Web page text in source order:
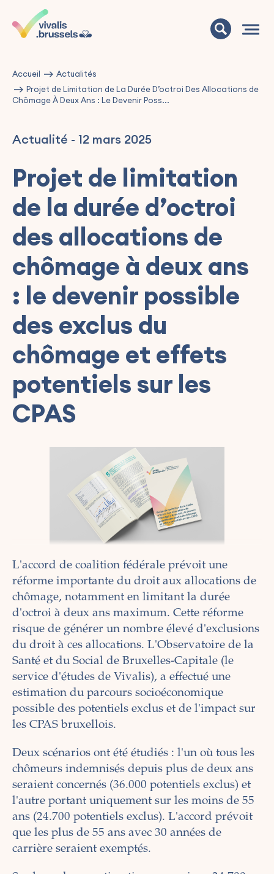
Accueil
Actualités
Projet de Limitation de La Durée D’octroi Des Allocations de
Chômage À Deux Ans : Le Devenir Poss...
Actualité - 12 mars 2025
Projet de limitation
de la durée d’octroi
des allocations de
chômage à deux ans
: le devenir possible
des exclus du
chômage et effets
potentiels sur les
CPAS
L'accord de coalition fédérale prévoit une
réforme importante du droit aux allocations de
chômage, notamment en limitant la durée
d'octroi à deux ans maximum. Cette réforme
risque de générer un nombre élevé d'exclusions
du droit à ces allocations. L'Observatoire de la
Santé et du Social de Bruxelles-Capitale (le
service d'études de Vivalis), a effectué une
estimation du parcours socioéconomique
possible des potentiels exclus et de l'impact sur
les CPAS bruxellois.
Deux scénarios ont été étudiés : l'un où tous les
chômeurs indemnisés depuis plus de deux ans
seraient concernés (36.000 potentiels exclus) et
l'autre portant uniquement sur les moins de 55
ans (24.700 potentiels exclus). L'accord prévoit
que les plus de 55 ans avec 30 années de
carrière seraient exemptés.